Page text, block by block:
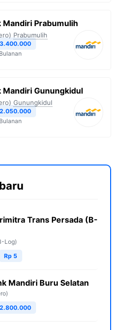
Mandiri Prabumulih
Prabumulih
Bulanan
Mandiri Gunungkidul
Gunungkidul
Bulanan
Trans Persada (B-
Log)
Rp 5
Mandiri Buru Selatan